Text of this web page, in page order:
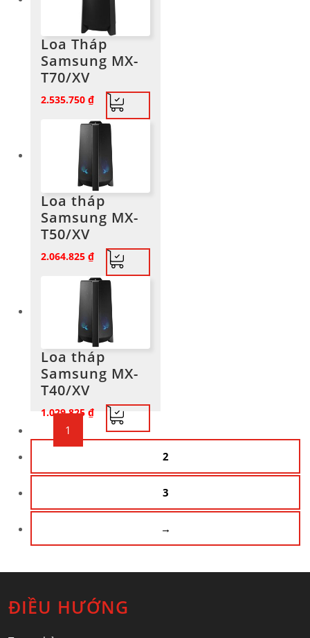
Loa Tháp
Samsung MX-
T70/XV
2.535.750 ₫
Loa tháp
Samsung MX-
T50/XV
2.064.825 ₫
Loa tháp
Samsung MX-
T40/XV
1.029.825 ₫
1
2
3
→
ĐIỀU HƯỚNG